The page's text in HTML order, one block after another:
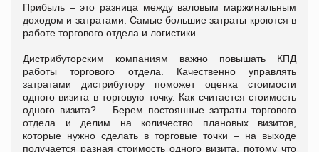
Прибыль – это разница между валовым маржинальным
доходом и затратами. Самые большие затраты кроются в
работе торгового отдела и логистики.
Дистрибуторским компаниям важно повышать КПД
работы торгового отдела. Качественно управлять
затратами дистрибутору поможет оценка стоимости
одного визита в торговую точку. Как считается стоимость
одного визита? – Берем постоянные затраты торгового
отдела и делим на количество плановых визитов,
которые нужно сделать в торговые точки – на выходе
получается разная стоимость одного визита, потому что